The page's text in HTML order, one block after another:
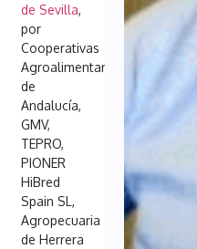
de Sevilla,
por
Cooperativas
Agroalimentarias
de
Andalucía,
GMV,
TEPRO,
PIONER
HiBred
Spain SL,
Agropecuaria
de Herrera